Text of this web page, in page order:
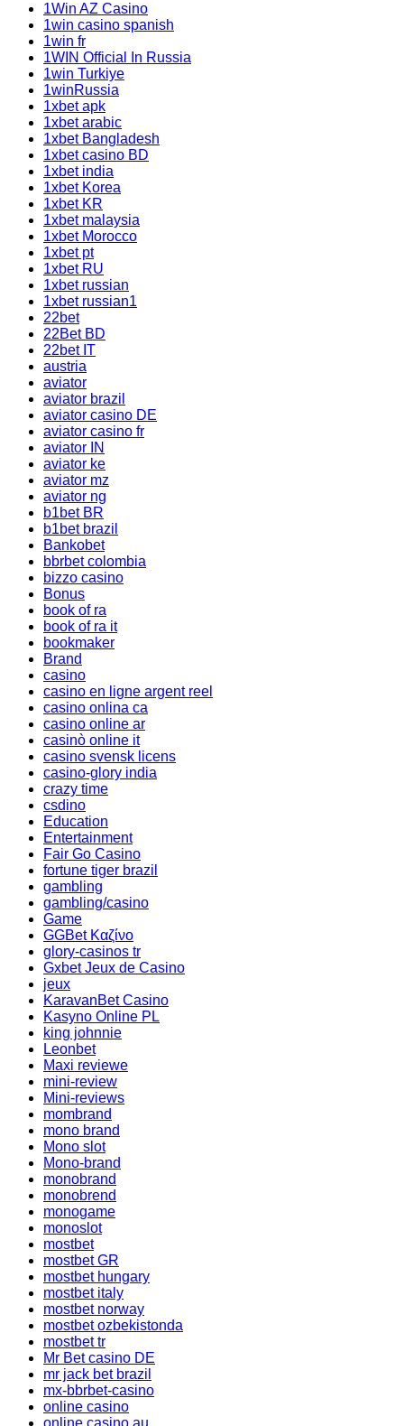
1Win AZ Casino
1win casino spanish
1win fr
1WIN Official In Russia
1win Turkiye
1winRussia
1xbet apk
1xbet arabic
1xbet Bangladesh
1xbet casino BD
1xbet india
1xbet Korea
1xbet KR
1xbet malaysia
1xbet Morocco
1xbet pt
1xbet RU
1xbet russian
1xbet russian1
22bet
22Bet BD
22bet IT
austria
aviator
aviator brazil
aviator casino DE
aviator casino fr
aviator IN
aviator ke
aviator mz
aviator ng
b1bet BR
b1bet brazil
Bankobet
bbrbet colombia
bizzo casino
Bonus
book of ra
book of ra it
bookmaker
Brand
casino
casino en ligne argent reel
casino onlina ca
casino online ar
casinò online it
casino svensk licens
casino-glory india
crazy time
csdino
Education
Entertainment
Fair Go Casino
fortune tiger brazil
gambling
gambling/casino
Game
GGBet Καζίνο
glory-casinos tr
Gxbet Jeux de Casino
jeux
KaravanBet Casino
Kasyno Online PL
king johnnie
Leonbet
Maxi reviewe
mini-review
Mini-reviews
mombrand
mono brand
Mono slot
Mono-brand
monobrand
monobrend
monogame
monoslot
mostbet
mostbet GR
mostbet hungary
mostbet italy
mostbet norway
mostbet ozbekistonda
mostbet tr
Mr Bet casino DE
mr jack bet brazil
mx-bbrbet-casino
online casino